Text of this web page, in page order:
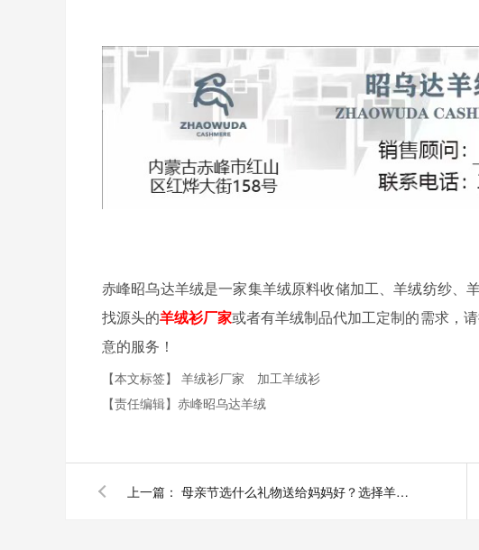
赤峰昭乌达羊绒是一家集羊绒原料收储加工、羊绒纺纱、
找源头的羊绒衫厂家或者有羊绒制品代加工定制的需求，
意的服务！
【本文标签】 羊绒衫厂家
加工羊绒衫
【责任编辑】 赤峰昭乌达羊绒
上一篇： 母亲节选什么礼物送给妈妈好？选择羊绒衫厂家定制一件羊绒衫吧